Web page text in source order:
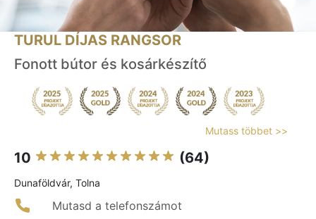
TURUL DÍJAS RANGSOR
Fonott bútor és kosárkészítő
Mutass többet >>
10 (64)
Dunaföldvár, Tolna
Mutasd a telefonszámot